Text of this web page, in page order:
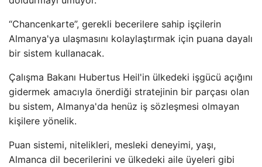
“Chancenkarte”, gerekli becerilere sahip işçilerin
Almanya'ya ulaşmasını kolaylaştırmak için puana dayalı
bir sistem kullanacak.
Çalışma Bakanı Hubertus Heil'in ülkedeki işgücü açığını
gidermek amacıyla önerdiği stratejinin bir parçası olan
bu sistem, Almanya'da henüz iş sözleşmesi olmayan
kişilere yönelik.
Puan sistemi, nitelikleri, mesleki deneyimi, yaşı,
Almanca dil becerilerini ve ülkedeki aile üyeleri gibi